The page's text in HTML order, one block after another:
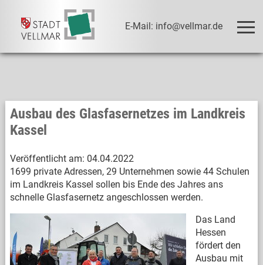
E-Mail: info@vellmar.de
Ausbau des Glasfasernetzes im Landkreis
Kassel
Veröffentlicht am: 04.04.2022
1699 private Adressen, 29 Unternehmen sowie 44 Schulen
im Landkreis Kassel sollen bis Ende des Jahres ans
schnelle Glasfasernetz angeschlossen werden.
Das Land
Hessen
fördert den
Ausbau mit